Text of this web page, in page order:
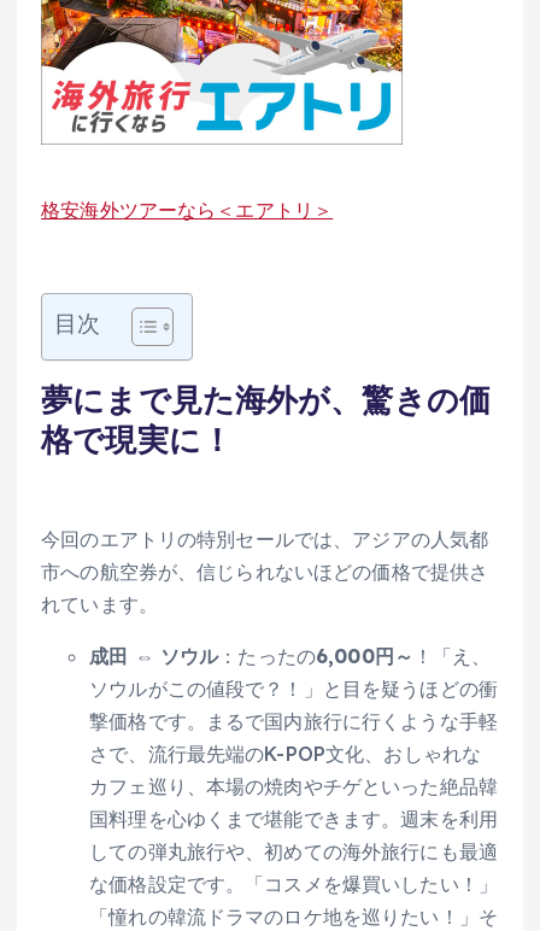
格安海外ツアーなら＜エアトリ＞
目次
夢にまで見た海外が、驚きの価
格で現実に！
今回のエアトリの特別セールでは、アジアの人気都
市への航空券が、信じられないほどの価格で提供さ
れています。
成田 ⇔ ソウル：たったの6,000円～ ！「え、
ソウルがこの値段で？！」と目を疑うほどの衝
撃価格です。まるで国内旅行に行くような手軽
さで、流行最先端のK-POP文化、おしゃれな
カフェ巡り、本場の焼肉やチゲといった絶品韓
国料理を心ゆくまで堪能できます。週末を利用
しての弾丸旅行や、初めての海外旅行にも最適
な価格設定です。「コスメを爆買いしたい！」
「憧れの韓流ドラマのロケ地を巡りたい！」そ